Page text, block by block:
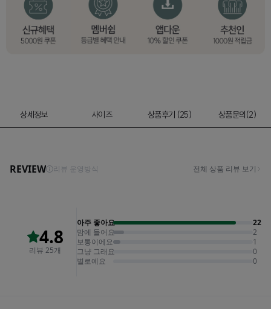
상세정보 사이즈 상품후기 (25) 상품문의(2)